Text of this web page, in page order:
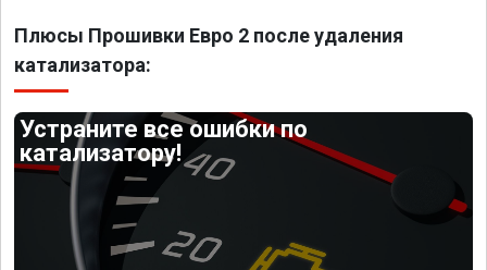
Плюсы Прошивки Евро 2 после удаления
катализатора:
Устраните все ошибки по
катализатору!